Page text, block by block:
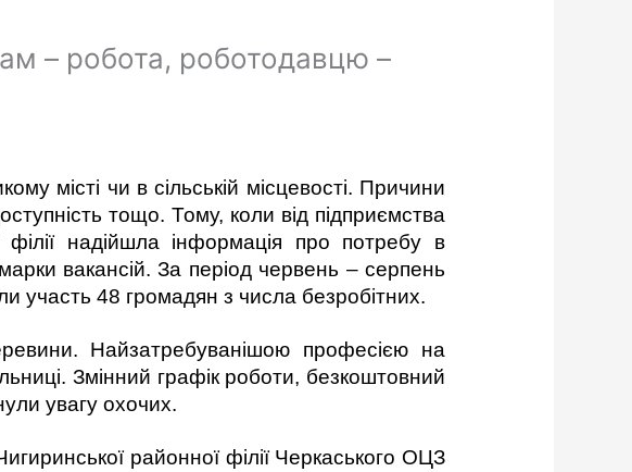
– робота, роботодавцю –
місті чи в сільській місцевості. Причини
тощо. Тому, коли від підприємства
надійшла інформація про потребу в
вакансій. За період червень – серпень
участь 48 громадян з числа безробітних.
Найзатребуванішою професією на
Змінний графік роботи, безкоштовний
увагу охочих.
районної філії Черкаського ОЦЗ